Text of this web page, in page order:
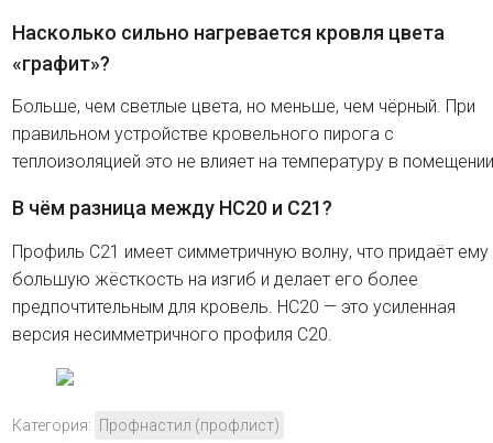
Насколько сильно нагревается кровля цвета
«графит»?
Больше, чем светлые цвета, но меньше, чем чёрный. При
правильном устройстве кровельного пирога с
теплоизоляцией это не влияет на температуру в
В чём разница между HC20 и C21?
Профиль C21 имеет симметричную волну, что придаёт ему
большую жёсткость на изгиб и делает его более
предпочтительным для кровель. HC20 — это усиленная
версия несимметричного профиля C20.
Категория: Профнастил (профлист)